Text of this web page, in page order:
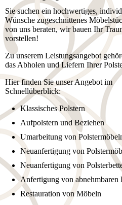
Sie suchen ein hochwertiges,
Wünsche zu­ge­schnit­ten­es
von uns beraten, wir bauen Ihr
vorstellen!
Zu unserem Leistungsangebot
das Abholen und Liefern Ihrer
Hier finden Sie unser Angebot im
Schnellüberblick:
Klassisches Polstern
Aufpolstern und Beziehen
Umarbeitung von
Neuanfertigung von
Neuanfertigung von
Anfertigung von abnehmbaren
Restauration von Möbeln